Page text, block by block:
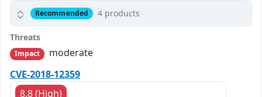
Recommended 4 products
Threats
Impact
moderate
CVE-2018-12359
8.8 (High)